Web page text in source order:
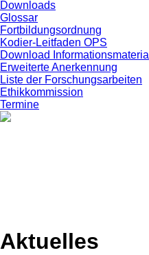
Downloads
Glossar
Fortbildungsordnung
Kodier-Leitfaden OPS
Download Informationsmaterial
Erweiterte Anerkennung
Liste der Forschungsarbeiten
Ethikkommission
Termine
Aktuelles